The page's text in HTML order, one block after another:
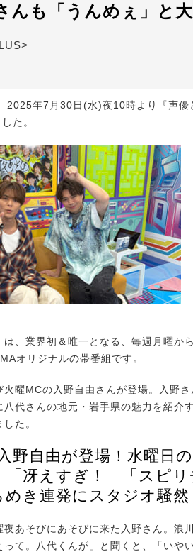
んも「うんめぇ」と
年7月30日(水)夜10時より『声優
た。
、業界初＆唯一となる、毎週月曜か
オリジナルの帯番組です。
曜MCの入野自由さんが登場。入野
代さんの地元・岩手県の魅力を紹介
た。
野自由が登場！水曜日
「冴えすぎ！」「スピ
めき連発にスタジオ騒然
あそびにあそびに来た入野さん。浪
って。八代くんが」と聞くと、「いや